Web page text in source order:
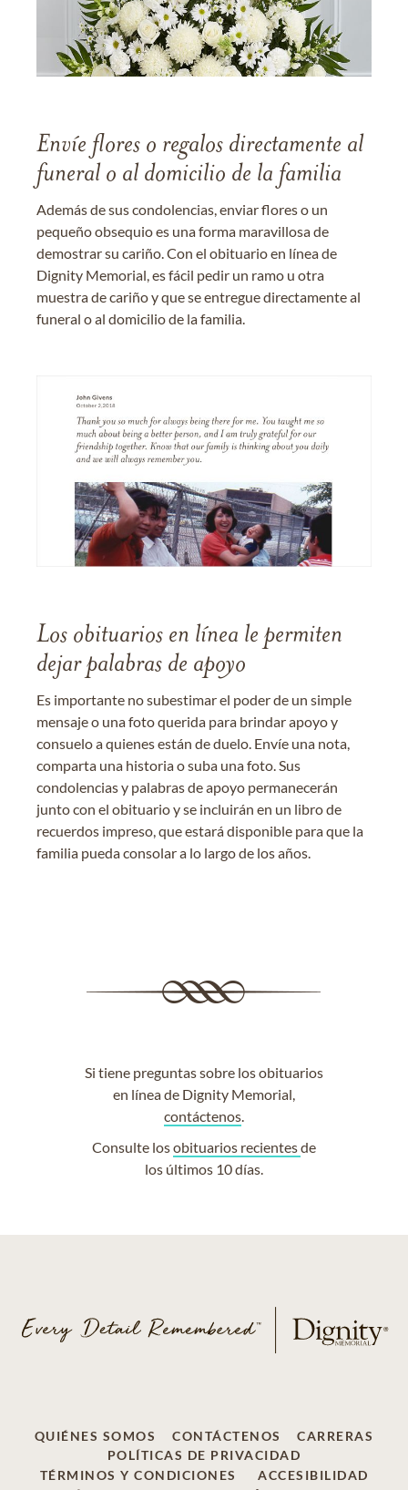
Envíe flores o regalos directamente al
funeral o al domicilio de la familia
Además de sus condolencias, enviar flores o un
pequeño obsequio es una forma maravillosa de
demostrar su cariño. Con el obituario en línea de
Dignity Memorial, es fácil pedir un ramo u otra
muestra de cariño y que se entregue directamente al
funeral o al domicilio de la familia.
Los obituarios en línea le permiten
dejar palabras de apoyo
Es importante no subestimar el poder de un simple
mensaje o una foto querida para brindar apoyo y
consuelo a quienes están de duelo. Envíe una nota,
comparta una historia o suba una foto. Sus
condolencias y palabras de apoyo permanecerán
junto con el obituario y se incluirán en un libro de
recuerdos impreso, que estará disponible para que la
familia pueda consolar a lo largo de los años.
Si tiene preguntas sobre los obituarios
en línea de Dignity Memorial,
contáctenos.
Consulte losobituarios recientesde
los últimos 10 días.
QUIÉNES SOMOS CONTÁCTENOS
CARRERAS
POLÍTICAS DE PRIVACIDAD
TÉRMINOS Y CONDICIONES
ACCESIBILIDAD